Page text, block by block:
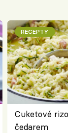
RECEPTY
Cuketové
čedarem